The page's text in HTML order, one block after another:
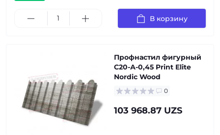
В корзину
Профнастил фигурный
С20-А-0,45 Print Elite
Nordic Wood
0
103 968.87 UZS